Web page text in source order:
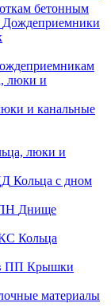
бетонным
Дождеприемники
и канальные
люки и
Кольца с дном
Днище
Кольца
Крышки
материалы